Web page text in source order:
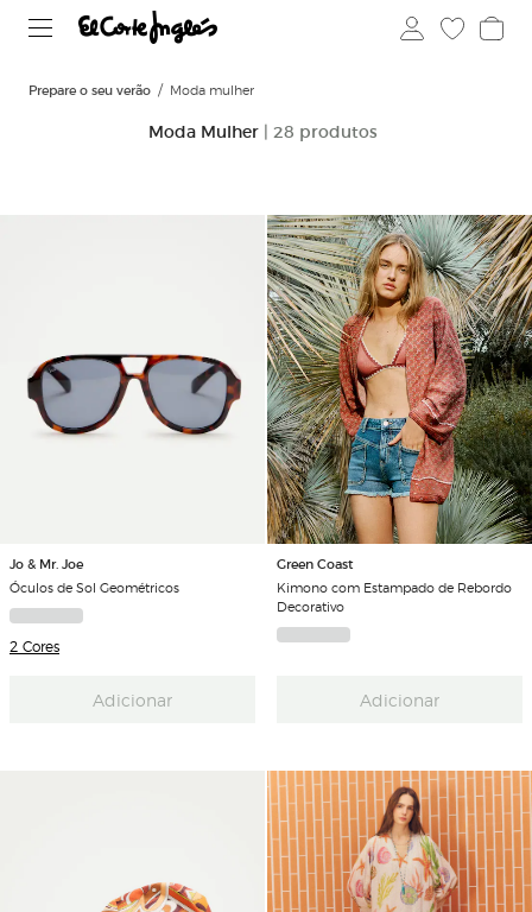
Prepare o seu verão Moda mulher
Moda Mulher | 28 produtos
Jo & Mr. Joe
Óculos de Sol Geométricos
2 Cores
Adicionar
Green Coast
Kimono com Estampado de Rebordo
Decorativo
Adicionar